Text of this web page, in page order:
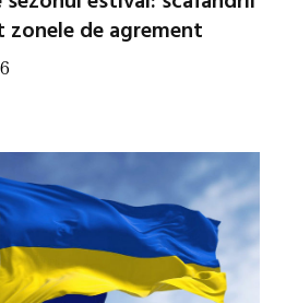
zonele de agrement